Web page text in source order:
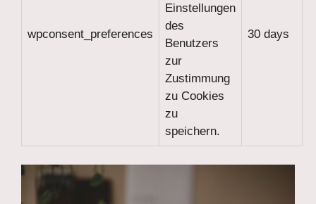
wpconsent_preferences
Einstellungen
des
Benutzers
zur
Zustimmung
zu Cookies
zu
speichern.
30 days